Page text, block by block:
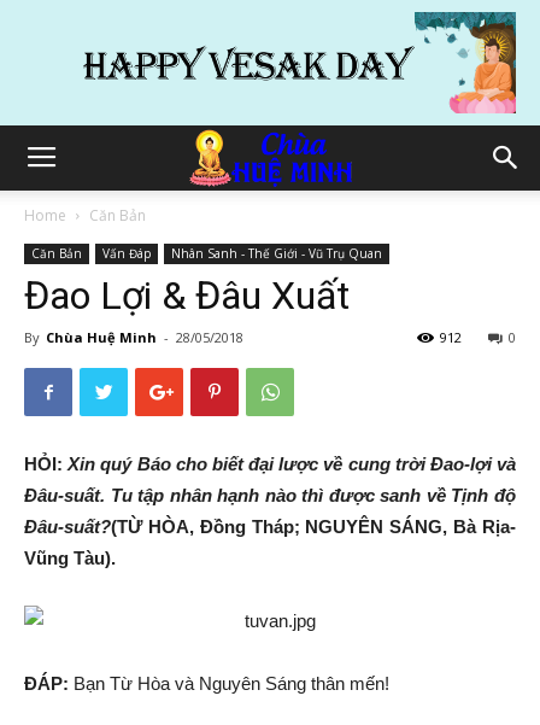
Home Căn Bản
Căn Bản Vấn Đáp Nhân Sanh - Thế Giới - Vũ Trụ Quan
Đao Lợi & Đâu Xuất
By Chùa Huệ Minh - 28/05/2018 0
912
HỎI:Xin quý Báo cho biết đại lược về cung trời Đao-lợi và
Đâu-suất. Tu tập nhân hạnh nào thì được sanh về Tịnh độ
Đâu-suất?(TỪ HÒA, Đồng Tháp; NGUYÊN SÁNG, Bà Rịa-
Vũng Tàu).
ĐÁP: Bạn Từ Hòa và Nguyên Sáng thân mến!